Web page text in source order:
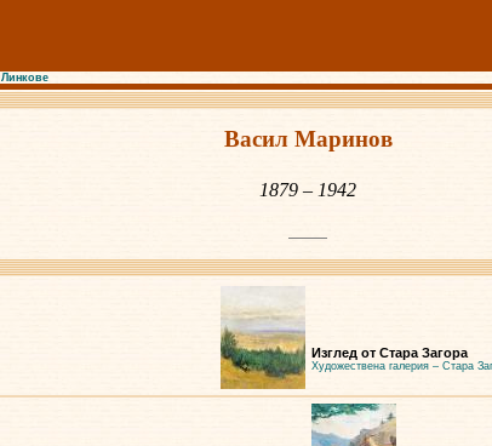
Линкове
Васил Маринов
1879 – 1942
Изглед от Стара Загора
Художествена галерия – Стара